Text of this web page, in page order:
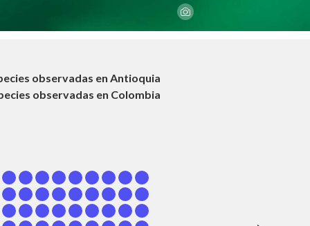
observadas en Antioquia
observadas en Colombia